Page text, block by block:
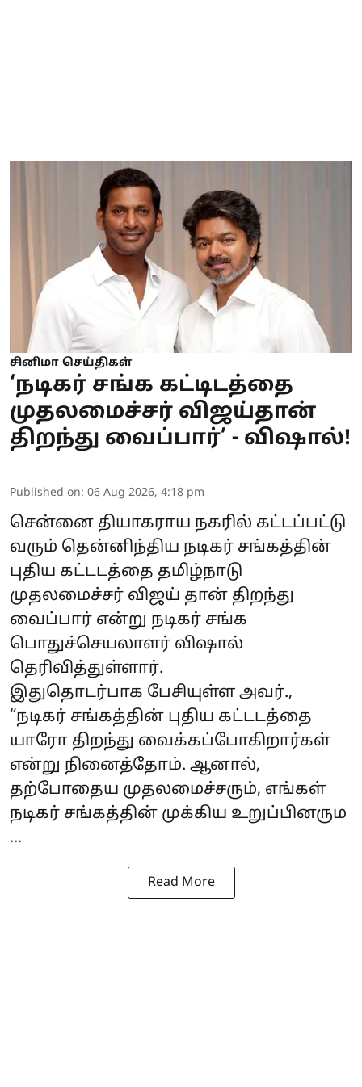
சினிமா செய்திகள்
‘நடிகர் சங்க கட்டிடத்தை
முதலமைச்சர் விஜய்தான்
திறந்து வைப்பார்’ - விஷால்!
Published on: 06 Aug 2026, 4:18 pm
சென்னை தியாகராய நகரில் கட்டப்பட்டு
வரும் தென்னிந்திய நடிகர் சங்கத்தின்
புதிய கட்டடத்தை தமிழ்நாடு
முதலமைச்சர் விஜய் தான் திறந்து
வைப்பார் என்று நடிகர் சங்க
பொதுச்செயலாளர் விஷால்
தெரிவித்துள்ளார்.
இதுதொடர்பாக பேசியுள்ள அவர்.,
“நடிகர் சங்கத்தின் புதிய கட்டடத்தை
யாரோ திறந்து வைக்கப்போகிறார்கள்
என்று நினைத்தோம். ஆனால்,
தற்போதைய முதலமைச்சரும், எங்கள்
நடிகர் சங்கத்தின் முக்கிய உறுப்பினரும
...
Read More